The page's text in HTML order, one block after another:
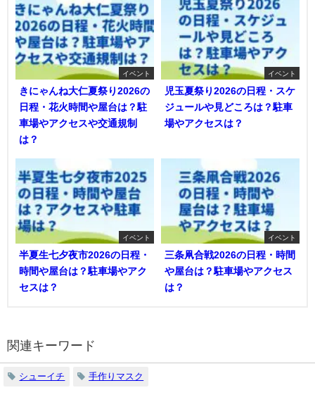
イベント
きにゃんね大仁夏祭り2026の
日程・花火時間や屋台は？駐
車場やアクセスや交通規制
は？
イベント
児玉夏祭り2026の日程・スケ
ジュールや見どころは？駐車
場やアクセスは？
イベント
半夏生七夕夜市2026の日程・
時間や屋台は？駐車場やアク
セスは？
イベント
三条凧合戦2026の日程・時間
や屋台は？駐車場やアクセス
は？
関連キーワード
シューイチ 手作りマスク